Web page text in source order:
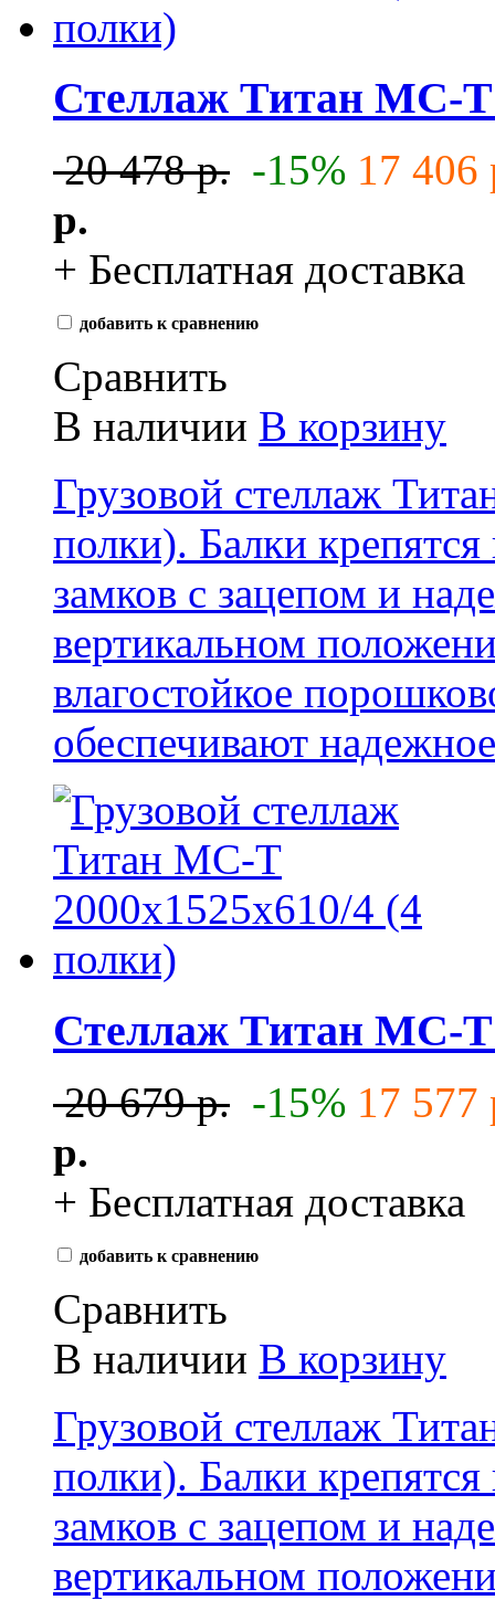
Стеллаж Титан МС-Т
20 478 р. -15% 17 406
р.
+ Бесплатная доставка
добавить к сравнению
Сравнить
В наличии В корзину
Грузовой стеллаж
полки) . Балки
замков с зацепом и
вертикальном
влагостойкое
обеспечивают
Стеллаж Титан МС-Т
20 679 р. -15% 17 577
р.
+ Бесплатная доставка
добавить к сравнению
Сравнить
В наличии В корзину
Грузовой стеллаж
полки) . Балки
замков с зацепом и
вертикальном